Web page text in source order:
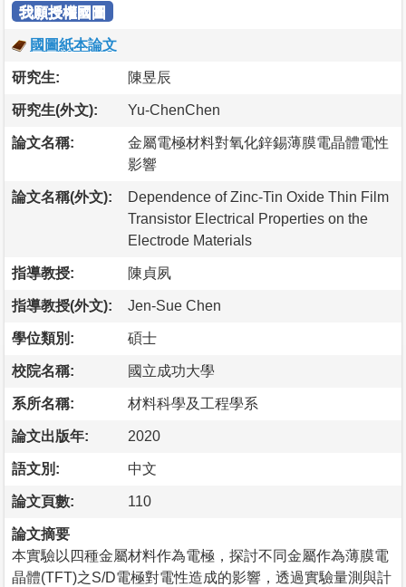
我願授權國圖
國圖紙本論文
研究生: 陳昱辰
研究生(外文): Yu-ChenChen
論文名稱:
金屬電極材料對氧化鋅錫薄膜電晶體電性
影響
論文名稱(外文):
Dependence of Zinc-Tin Oxide Thin Film
Transistor Electrical Properties on the
Electrode Materials
指導教授: 陳貞夙
指導教授(外文): Jen-Sue Chen
學位類別: 碩士
校院名稱: 國立成功大學
系所名稱: 材料科學及工程學系
論文出版年: 2020
語文別: 中文
論文頁數: 110
論文摘要
本實驗以四種金屬材料作為電極，探討不同金屬作為薄膜電
晶體(TFT)之S/D電極對電性造成的影響，透過實驗量測與計